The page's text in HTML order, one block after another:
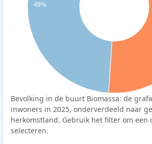
49%
Bevolking in de buurt Biomassa: de
inwoners in 2025, onderverdeeld naar
herkomstland. Gebruik het filter om een
selecteren.